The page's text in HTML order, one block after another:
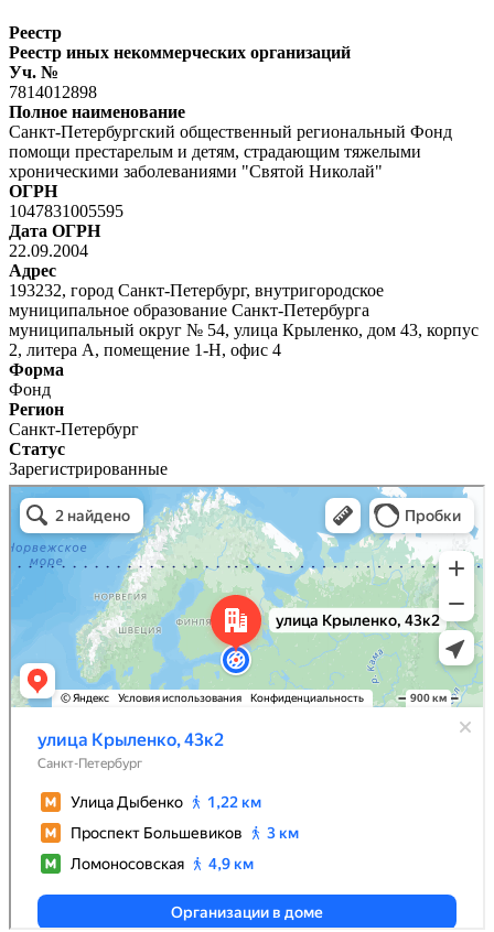
Реестр
Реестр иных некоммерческих организаций
Уч. №
7814012898
Полное наименование
Санкт-Петербургский общественный региональный Фонд
помощи престарелым и детям, страдающим тяжелыми
хроническими заболеваниями "Святой Николай"
ОГРН
1047831005595
Дата ОГРН
22.09.2004
Адрес
193232, город Санкт-Петербург, внутригородское
муниципальное образование Санкт-Петербурга
муниципальный округ № 54, улица Крыленко, дом 43, корпус
2, литера А, помещение 1-Н, офис 4
Форма
Фонд
Регион
Санкт-Петербург
Статус
Зарегистрированные